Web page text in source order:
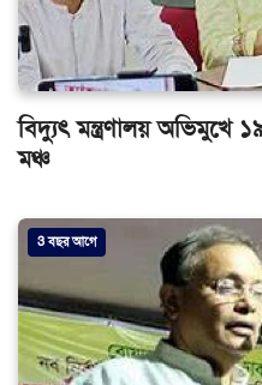
বিদ্যুৎ মন্ত্রণালয় অভিমুখে
মঞ্চ
3 বছর আগে